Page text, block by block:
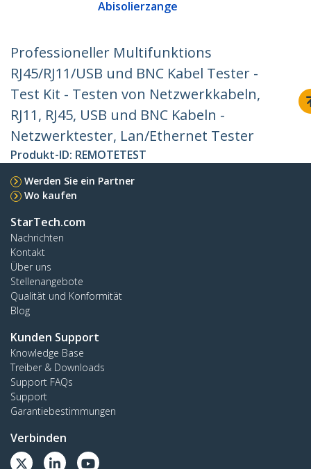
Abisolierzange
Professioneller Multifunktions
RJ45/RJ11/USB und BNC Kabel Tester -
Test Kit - Testen von Netzwerkkabeln,
RJ11, RJ45, USB und BNC Kabeln -
Netzwerktester, Lan/Ethernet Tester
Produkt-ID: REMOTETEST
Werden Sie ein Partner
Wo kaufen
StarTech.com
Nachrichten
Kontakt
Über uns
Stellenangebote
Qualität und Konformität
Blog
Kunden Support
Knowledge Base
Treiber & Downloads
Support FAQs
Support
Garantiebestimmungen
Verbinden